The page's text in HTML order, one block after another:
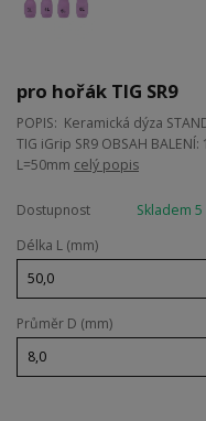
pro hořák TIG SR9
POPIS: Keramická dýza
TIG iGrip SR9 OBSAH
L=50mm celý popis
Dostupnost
Skladem 5
Délka L (mm)
Průměr D (mm)